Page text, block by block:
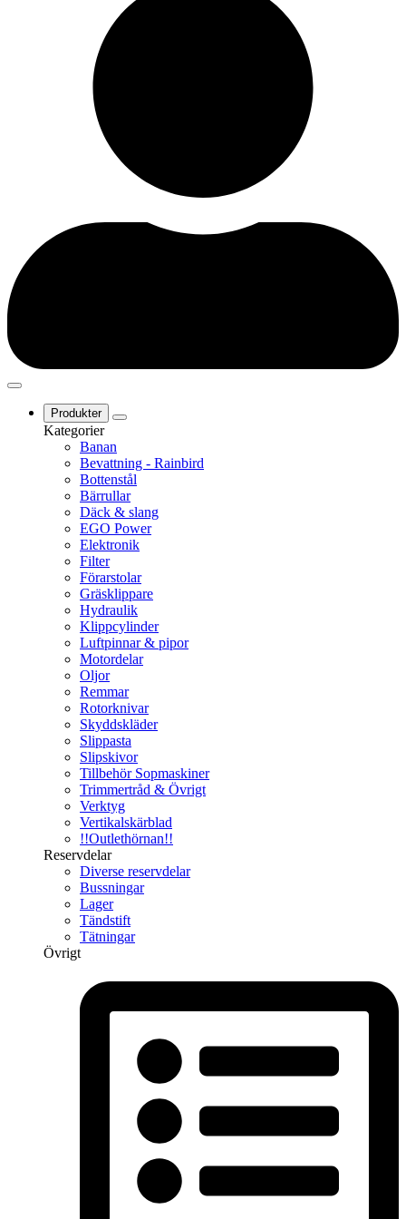
Produkter
Kategorier
Banan
Bevattning - Rainbird
Bottenstål
Bärrullar
Däck & slang
EGO Power
Elektronik
Filter
Förarstolar
Gräsklippare
Hydraulik
Klippcylinder
Luftpinnar & pipor
Motordelar
Oljor
Remmar
Rotorknivar
Skyddskläder
Slippasta
Slipskivor
Tillbehör Sopmaskiner
Trimmertråd & Övrigt
Verktyg
Vertikalskärblad
!!Outlethörnan!!
Reservdelar
Diverse reservdelar
Bussningar
Lager
Tändstift
Tätningar
Övrigt